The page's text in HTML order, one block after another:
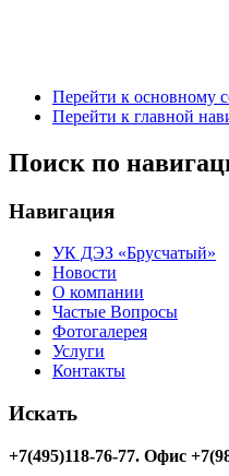
Перейти к основному
Перейти к главной
Поиск по
Навигация
УК ДЭЗ «Брусчатый»
Новости
О компании
Частые Вопросы
Фотогалерея
Услуги
Контакты
Искать
+7(495)118-76-77. Офис